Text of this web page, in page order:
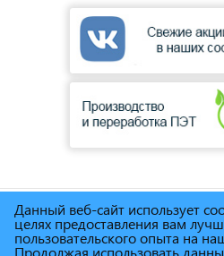
© Сеть магазинов инструмента
Снабженец"
Данный веб-сайт использует
целях предоставления вам
пользовательского опыта на
Продолжая использовать